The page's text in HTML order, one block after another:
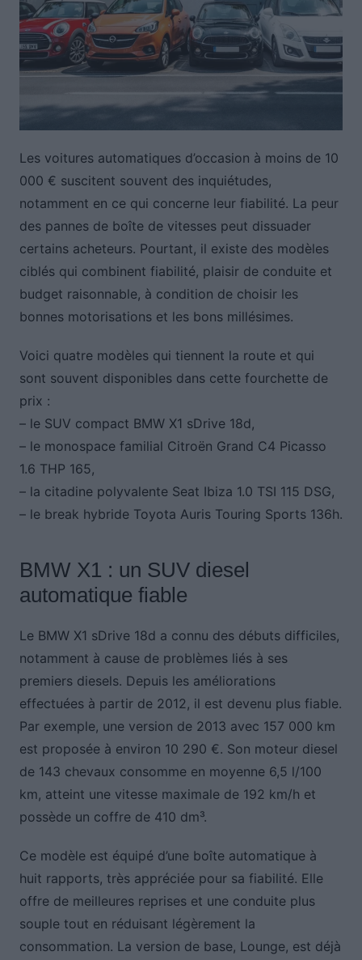
Les voitures automatiques d’occasion à moins de 10
000 € suscitent souvent des inquiétudes,
notamment en ce qui concerne leur fiabilité. La peur
des pannes de boîte de vitesses peut dissuader
certains acheteurs. Pourtant, il existe des modèles
ciblés qui combinent fiabilité, plaisir de conduite et
budget raisonnable, à condition de choisir les
bonnes motorisations et les bons millésimes.
Voici quatre modèles qui tiennent la route et qui
sont souvent disponibles dans cette fourchette de
prix :
– le SUV compact BMW X1 sDrive 18d,
– le monospace familial Citroën Grand C4 Picasso
1.6 THP 165,
– la citadine polyvalente Seat Ibiza 1.0 TSI 115 DSG,
– le break hybride Toyota Auris Touring Sports 136h.
BMW X1 : un SUV diesel
automatique fiable
Le BMW X1 sDrive 18d a connu des débuts difficiles,
notamment à cause de problèmes liés à ses
premiers diesels. Depuis les améliorations
effectuées à partir de 2012, il est devenu plus fiable.
Par exemple, une version de 2013 avec 157 000 km
est proposée à environ 10 290 €. Son moteur diesel
de 143 chevaux consomme en moyenne 6,5 l/100
km, atteint une vitesse maximale de 192 km/h et
possède un coffre de 410 dm³.
Ce modèle est équipé d’une boîte automatique à
huit rapports, très appréciée pour sa fiabilité. Elle
offre de meilleures reprises et une conduite plus
souple tout en réduisant légèrement la
consommation. La version de base, Lounge, est déjà